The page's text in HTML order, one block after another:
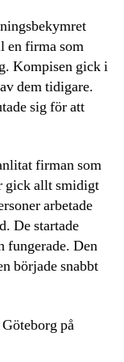
en firma som
Kompisen gick i
dem tidigare.
sig för att
firman som
gick allt smidigt
arbetade
De startade
fungerade. Den
började snabbt
på